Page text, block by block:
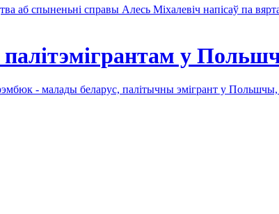
аб спыненьні справы Алесь Міхалевіч напісаў па
у
- малады беларус, палітычны эмігрант у Польшчы,